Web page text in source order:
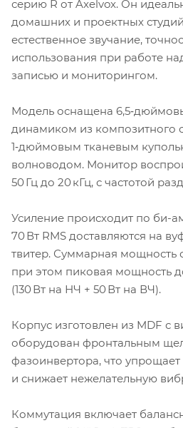
серию R от Axelvox. Он
домашних и проектных
естественное звучание,
использования при работе
записью и мониторингом.
Модель оснащена
динамиком из композитного
1‑дюймовым тканевым
волноводом. Монитор
50 Гц до 20 кГц, с частотой
Усиление происходит по би-
70 Вт RMS доставляются на
твитер. Суммарная мощность
при этом пиковая мощность
(130 Вт на НЧ + 50 Вт на ВЧ).
Корпус изготовлен из MDF с
оборудован фронтальным
фазоинвертора, что
и снижает нежелательную
Коммутация включает